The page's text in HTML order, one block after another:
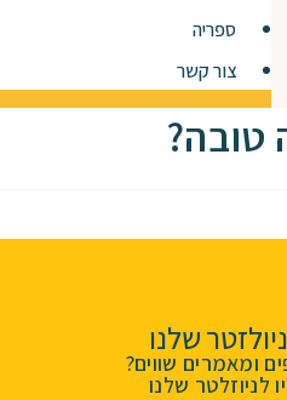
ספריה
צור קשר
טובה?
שלנו
ומאמרים שווים?
לניוזלטר שלנו